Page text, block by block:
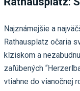
Najznámejšie a
Rathausplatz očaria
klziskom a
zaľúbených
vtiahne do vianočnej